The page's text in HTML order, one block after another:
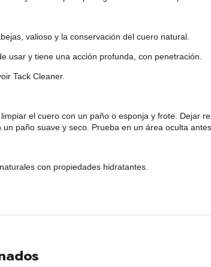
valioso y la conservación del cuero natural.
usar y tiene una acción profunda, con penetración.
Tack Cleaner.
el cuero con un paño o esponja y frote. Dejar
paño suave y seco. Prueba en un área oculta
con propiedades hidratantes.